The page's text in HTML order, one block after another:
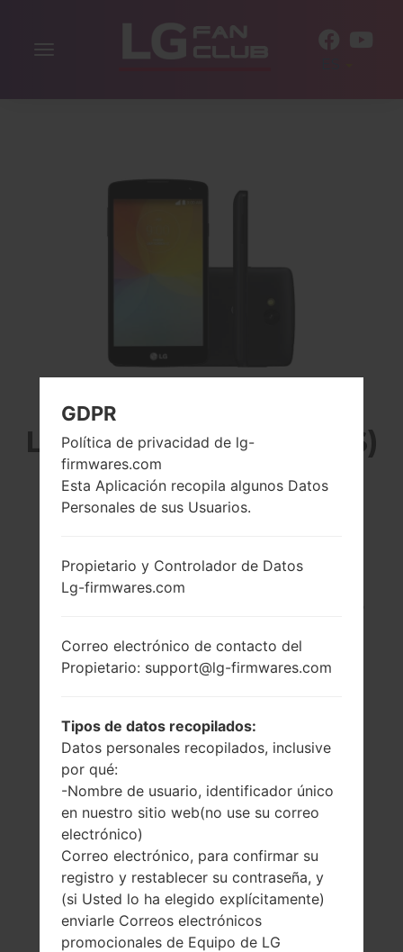
Alternar
LG D390NS (LGD390NS)
DE LA SERIE LG F60
pantalla-cuerpo)
480 x 800 píxeles
(~207 densidad de
pulgada)
129.6 gramos (4.55
onzas)
Extraíble Li-Ion
2100 mAh
MSM8916
Snapdragon 410
GDPR
Política de privacidad de lg-
firmwares.com
Esta Aplicación recopila algunos Datos
Personales de sus Usuarios.
Propietario y Controlador de Datos
Lg-firmwares.com
Correo electrónico de contacto del
Propietario: support@lg-firmwares.com
Tipos de datos recopilados:
Datos personales recopilados, inclusive
por qué:
-Nombre de usuario, identificador único
en nuestro sitio web(no use su correo
electrónico)
Correo electrónico, para confirmar su
registro y restablecer su contraseña, y
(si Usted lo ha elegido explícitamente)
enviarle Correos electrónicos
promocionales de Equipo de LG